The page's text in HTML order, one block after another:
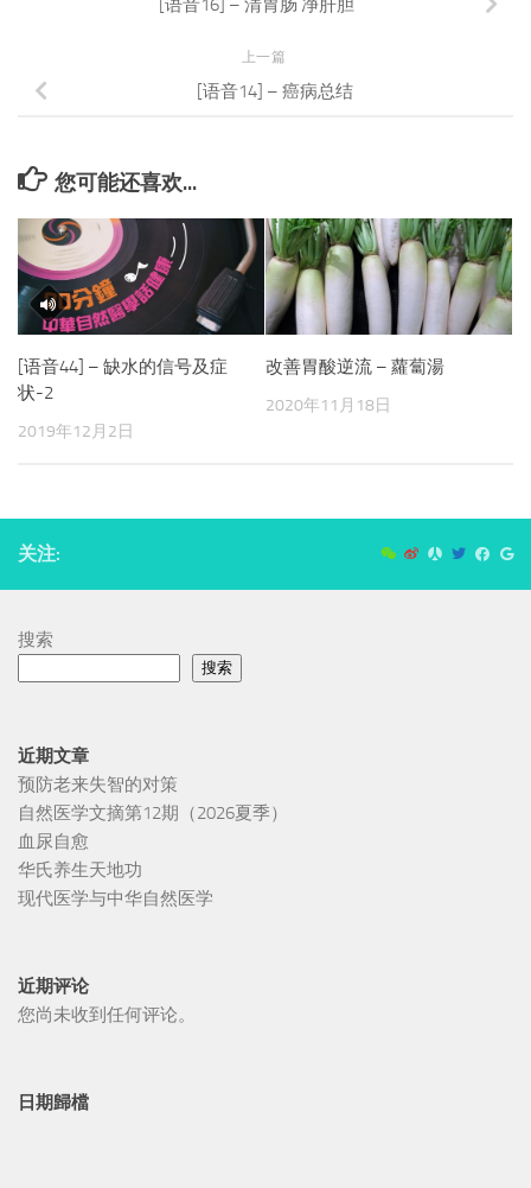
[语音16] – 清胃肠 净肝胆
上一篇
[语音14] – 癌病总结
您可能还喜欢...
[语音44] – 缺水的信号及症
状-2
2019年12月2日
改善胃酸逆流 – 蘿蔔湯
2020年11月18日
关注:
搜索
搜索
近期文章
预防老来失智的对策
自然医学文摘第12期（2026夏季）
血尿自愈
华氏养生天地功
现代医学与中华自然医学
近期评论
您尚未收到任何评论。
日期歸檔